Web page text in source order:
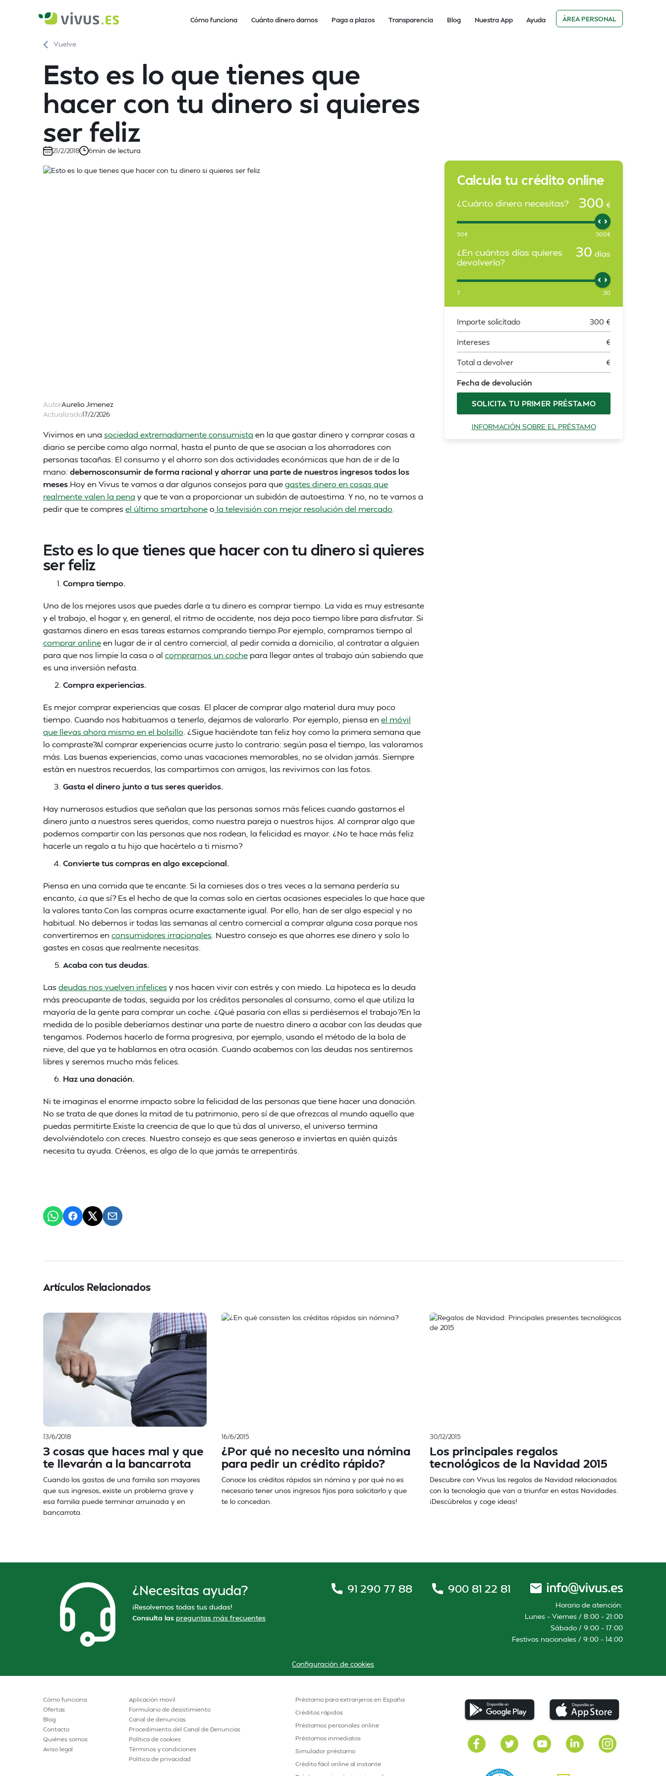
Cómo funciona Cuánto dinero damos Paga a plazos Transparencia Blog Nuestra App Ayuda ÁREA PERSONAL
Vuelve
Esto es lo que tienes que
hacer con tu dinero si quieres
ser feliz
21/2/2018 6min de lectura
AutorAurelio Jimenez
Actualizado17/2/2026
Vivimos en una sociedad extremadamente consumista en la que gastar dinero y comprar cosas a
diario se percibe como algo normal, hasta el punto de que se asocian a los ahorradores con
personas tacañas. El consumo y el ahorro son dos actividades económicas que han de ir de la
mano: debemosconsumir de forma racional y ahorrar una parte de nuestros ingresos todos los
meses .Hoy en Vivus te vamos a dar algunos consejos para quegastes dinero en cosas que
realmente valen la pena y que te van a proporcionar un subidón de autoestima. Y no, no te vamos a
pedir que te compresel último smartphoneo la televisión con mejor resolución del mercado
Esto es lo que tienes que hacer con tu dinero si quieres
ser feliz
Compra tiempo.
Uno de los mejores usos que puedes darle a tu dinero es comprar tiempo. La vida es muy estresante
y el trabajo, el hogar y, en general, el ritmo de occidente, nos deja poco tiempo libre para disfrutar. Si
gastamos dinero en esas tareas estamos comprando tiempo.Por ejemplo, compramos tiempo al
comprar onlineen lugar de ir al centro comercial, al pedir comida a domicilio, al contratar a alguien
para que nos limpie la casa o al comprarnos un coche para llegar antes al trabajo aún sabiendo que
es una inversión nefasta.
Compra experiencias.
Es mejor comprar experiencias que cosas. El placer de comprar algo material dura muy poco
tiempo. Cuando nos habituamos a tenerlo, dejamos de valorarlo. Por ejemplo, piensa en el móvil
que llevas ahora mismo en el bolsillo . ¿Sigue haciéndote tan feliz hoy como la primera semana que
lo compraste?Al comprar experiencias ocurre justo lo contrario: según pasa el tiempo, las valoramos
más. Las buenas experiencias, como unas vacaciones memorables, no se olvidan jamás. Siempre
están en nuestros recuerdos, las compartimos con amigos, las revivimos con las fotos.
Gasta el dinero junto a tus seres queridos.
Hay numerosos estudios que señalan que las personas somos más felices cuando gastamos el
dinero junto a nuestros seres queridos, como nuestra pareja o nuestros hijos. Al comprar algo que
podemos compartir con las personas que nos rodean, la felicidad es mayor. ¿No te hace más feliz
hacerle un regalo a tu hijo que hacértelo a ti mismo?
Convierte tus compras en algo excepcional.
Piensa en una comida que te encante. Si la comieses dos o tres veces a la semana perdería su
encanto, ¿a que sí? Es el hecho de que la comas solo en ciertas ocasiones especiales lo que hace que
la valores tanto.Con las compras ocurre exactamente igual. Por ello, han de ser algo especial y no
habitual. No debemos ir todas las semanas al centro comercial a comprar alguna cosa porque nos
convertiremos en consumidores irracionales . Nuestro consejo es que ahorres ese dinero y solo lo
gastes en cosas que realmente necesitas.
Acaba con tus deudas.
Lasdeudas nos vuelven infelicesy nos hacen vivir con estrés y con miedo. La hipoteca es la deuda
más preocupante de todas, seguida por los créditos personales al consumo, como el que utiliza la
mayoría de la gente para comprar un coche. ¿Qué pasaría con ellas si perdiésemos el trabajo?En la
medida de lo posible deberíamos destinar una parte de nuestro dinero a acabar con las deudas que
tengamos. Podemos hacerlo de forma progresiva, por ejemplo, usando el método de la bola de
nieve, del que ya te hablamos en otra ocasión. Cuando acabemos con las deudas nos sentiremos
libres y seremos mucho más felices.
Haz una donación.
Ni te imaginas el enorme impacto sobre la felicidad de las personas que tiene hacer una donación.
No se trata de que dones la mitad de tu patrimonio, pero sí de que ofrezcas al mundo aquello que
puedas permitirte.Existe la creencia de que lo que tú das al universo, el universo termina
devolviéndotelo con creces. Nuestro consejo es que seas generoso e inviertas en quién quizás
necesita tu ayuda. Créenos, es algo de lo que jamás te arrepentirás.
Calcula tu crédito online
¿Cuánto dinero necesitas? 300 €
50€ 300€
¿En cuántos días quieres
devolverlo?
30 días
7 30
Importe solicitado 300 €
Intereses €
Total a devolver €
Fecha de devolución
SOLICITA TU PRIMER PRÉSTAMO
INFORMACIÓN SOBRE EL PRÉSTAMO
Artículos Relacionados
13/6/2018
3 cosas que haces mal y que
te llevarán a la bancarrota
Cuando los gastos de una familia son mayores
que sus ingresos, existe un problema grave y
esa familia puede terminar arruinada y en
bancarrota.
16/6/2015
¿Por qué no necesito una nómina
para pedir un crédito rápido?
Conoce los créditos rápidos sin nómina y por qué no es
necesario tener unos ingresos fijos para solicitarlo y que
te lo concedan.
30/12/2015
Los principales regalos
tecnológicos de la Navidad 2015
Descubre con Vivus los regalos de Navidad relacionados
con la tecnología que van a triunfar en estas Navidades.
¡Descúbrelos y coge ideas!
¿Necesitas ayuda?
¡Resolvemos todas tus dudas!
Consulta las preguntas más frecuentes
91 290 77 88 900 81 22 81
Horario de atención:
Lunes – Viernes / 8:00 – 21:00
Sábado / 9:00 – 17:00
Festivos nacionales / 9:00 – 14:00
Configuración de cookies
Cómo funciona
Ofertas
Blog
Contacto
Quiénes somos
Aviso legal
Aplicación movil
Formulario de desistimiento
Canal de denuncias
Procedimiento del Canal de Denuncias
Política de cookies
Términos y condiciones
Política de privacidad
Préstamo para extranjeros en España
Créditos rápidos
Préstamos personales online
Préstamos inmediatos
Simulador préstamo
Crédito fácil online al instante